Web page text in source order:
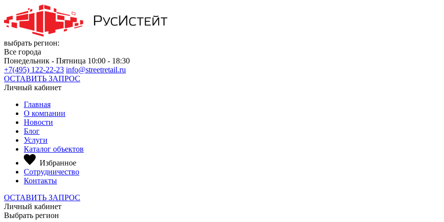
выбрать регион:
Все города
Понедельник - Пятница 10:00 - 18:30
+7(495) 122-22-23 info@streetretail.ru
ОСТАВИТЬ ЗАПРОС
Личный кабинет
Главная
О компании
Новости
Блог
Услуги
Каталог объектов
Избранное
Сотрудничество
Контакты
ОСТАВИТЬ ЗАПРОС
Личный кабинет
Выбрать регион